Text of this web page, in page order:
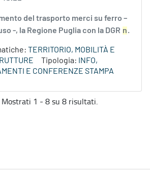
del trasporto merci su ferro –
-, la Regione Puglia con la DGR n.
TERRITORIO, MOBILITÀ E
Tipologia:
INFO,
E CONFERENZE STAMPA
Mostrati 1 - 8 su 8 risultati.